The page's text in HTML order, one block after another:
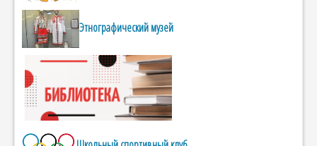
Этнографический музей